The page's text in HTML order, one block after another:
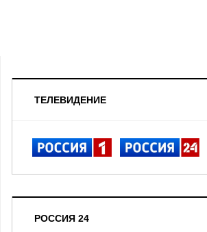
ТЕЛЕВИДЕНИЕ
РОССИЯ 24